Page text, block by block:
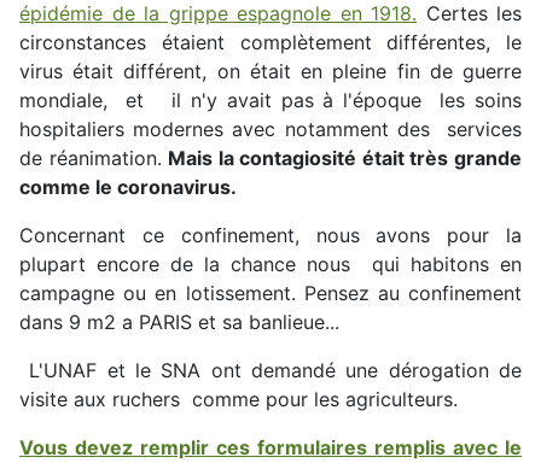
épidémie de la grippe espagnole en 1918. Certes les
circonstances étaient complètement différentes, le
virus était différent, on était en pleine fin de guerre
mondiale, et il n'y avait pas à l'époque les soins
hospitaliers modernes avec notamment des services
de réanimation. Mais la contagiosité était très grande
comme le coronavirus.
Concernant ce confinement, nous avons pour la
plupart encore de la chance nous qui habitons en
campagne ou en lotissement. Pensez au confinement
dans 9 m2 a PARIS et sa banlieue...
L'UNAF et le SNA ont demandé une dérogation de
visite aux ruchers comme pour les agriculteurs.
Vous devez remplir ces formulaires remplis avec le